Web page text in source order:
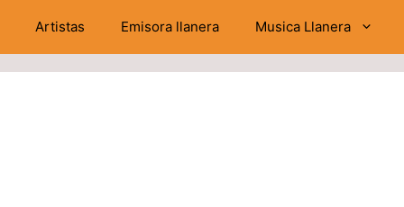
Artistas Emisora llanera Musica Llanera